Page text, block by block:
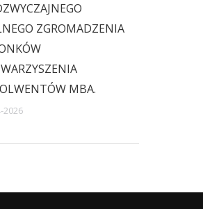
ZGROMADZENIA
MBA.
2026